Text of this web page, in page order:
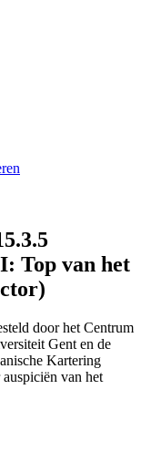
Top van het
door het Centrum
Gent en de
Kartering
van het